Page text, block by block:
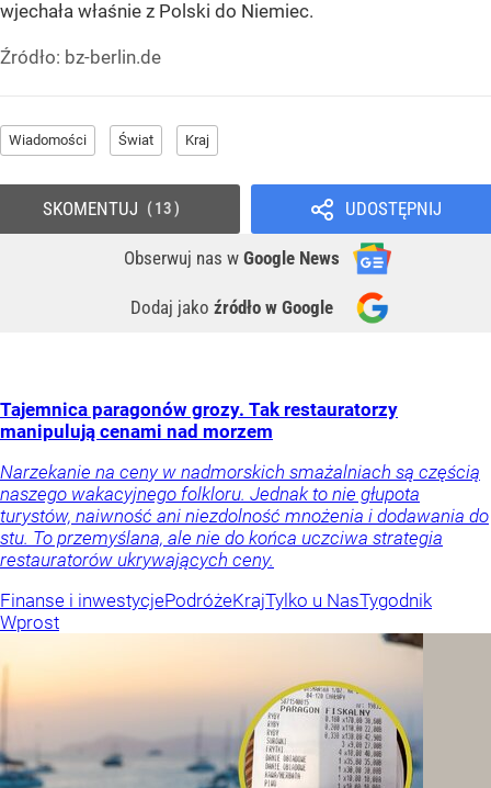
wjechała właśnie z Polski do Niemiec.
Źródło: bz-berlin.de
Wiadomości Świat Kraj
UDOSTĘPNIJ
Obserwuj nas w Google News
Dodaj jako źródło w Google
SKOMENTUJ 13
Tajemnica paragonów grozy. Tak restauratorzy
manipulują cenami nad morzem
Narzekanie na ceny w nadmorskich smażalniach są częścią
naszego wakacyjnego folkloru. Jednak to nie głupota
turystów, naiwność ani niezdolność mnożenia i dodawania do
stu. To przemyślana, ale nie do końca uczciwa strategia
restauratorów ukrywających ceny.
Finanse i inwestycjePodróżeKrajTylko u NasTygodnik
Wprost